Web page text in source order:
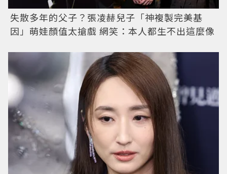
失散多年的父子？張凌赫兒子「神複製完美基
因」萌娃顏值太搶戲 網笑：本人都生不出這麼像